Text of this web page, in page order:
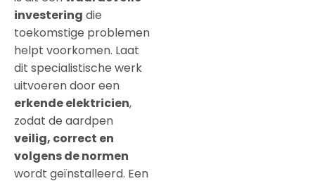
investering die
toekomstige problemen
helpt voorkomen. Laat
dit specialistische werk
uitvoeren door een
erkende elektricien,
zodat de aardpen
veilig, correct en
volgens de normen
wordt geïnstalleerd. Een